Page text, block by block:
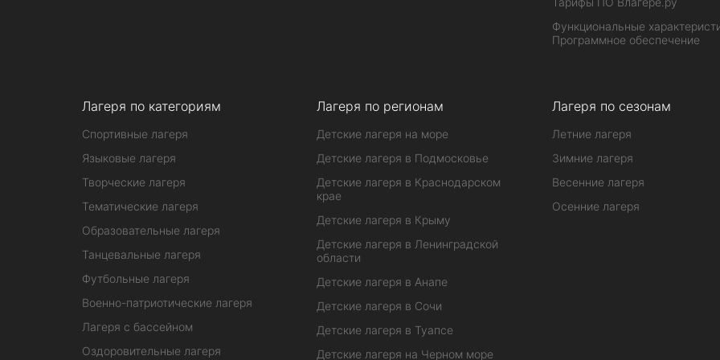
Функциональные
Программное обеспечение
Лагеря по категориям
Спортивные лагеря
Языковые лагеря
Творческие лагеря
Тематические лагеря
Образовательные лагеря
Танцевальные лагеря
Футбольные лагеря
Военно-патриотические лагеря
Лагеря с бассейном
Оздоровительные лагеря
Лагеря по регионам
Детские лагеря на море
Детские лагеря в Подмосковье
Детские лагеря в Краснодарском
крае
Детские лагеря в Крыму
Детские лагеря в Ленинградской
области
Детские лагеря в Анапе
Детские лагеря в Сочи
Детские лагеря в Туапсе
Детские лагеря на Черном море
Лагеря по сезонам
Летние лагеря
Зимние лагеря
Весенние лагеря
Осенние лагеря